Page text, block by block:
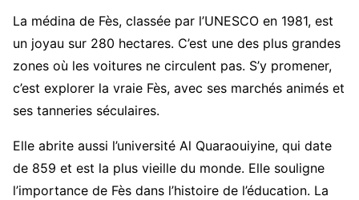
La médina de Fès, classée par l’UNESCO en 1981, est
un joyau sur 280 hectares. C’est une des plus grandes
zones où les voitures ne circulent pas. S’y promener,
c’est explorer la vraie Fès, avec ses marchés animés et
ses tanneries séculaires.
Elle abrite aussi l’université Al Quaraouiyine, qui date
de 859 et est la plus vieille du monde. Elle souligne
l’importance de Fès dans l’histoire de l’éducation. La